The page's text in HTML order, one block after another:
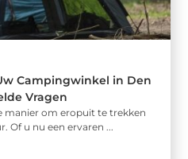
Campingwinkel in Den
Vragen
manier om eropuit te trekken
Of u nu een ervaren ...